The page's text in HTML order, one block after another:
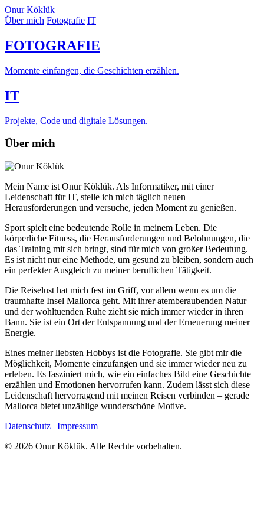
Onur Köklük
Über mich Fotografie IT
FOTOGRAFIE
Momente einfangen, die Geschichten erzählen.
IT
Projekte, Code und digitale Lösungen.
Über mich
Mein Name ist Onur Köklük. Als Informatiker, mit einer
Leidenschaft für IT, stelle ich mich täglich neuen
Herausforderungen und versuche, jeden Moment zu genießen.
Sport spielt eine bedeutende Rolle in meinem Leben. Die
körperliche Fitness, die Herausforderungen und Belohnungen, die
das Training mit sich bringt, sind für mich von großer Bedeutung.
Es ist nicht nur eine Methode, um gesund zu bleiben, sondern auch
ein perfekter Ausgleich zu meiner beruflichen Tätigkeit.
Die Reiselust hat mich fest im Griff, vor allem wenn es um die
traumhafte Insel Mallorca geht. Mit ihrer atemberaubenden Natur
und der wohltuenden Ruhe zieht sie mich immer wieder in ihren
Bann. Sie ist ein Ort der Entspannung und der Erneuerung meiner
Energie.
Eines meiner liebsten Hobbys ist die Fotografie. Sie gibt mir die
Möglichkeit, Momente einzufangen und sie immer wieder neu zu
erleben. Es fasziniert mich, wie ein einfaches Bild eine Geschichte
erzählen und Emotionen hervorrufen kann. Zudem lässt sich diese
Leidenschaft hervorragend mit meinen Reisen verbinden – gerade
Mallorca bietet unzählige wunderschöne Motive.
Datenschutz | Impressum
© 2026 Onur Köklük. Alle Rechte vorbehalten.